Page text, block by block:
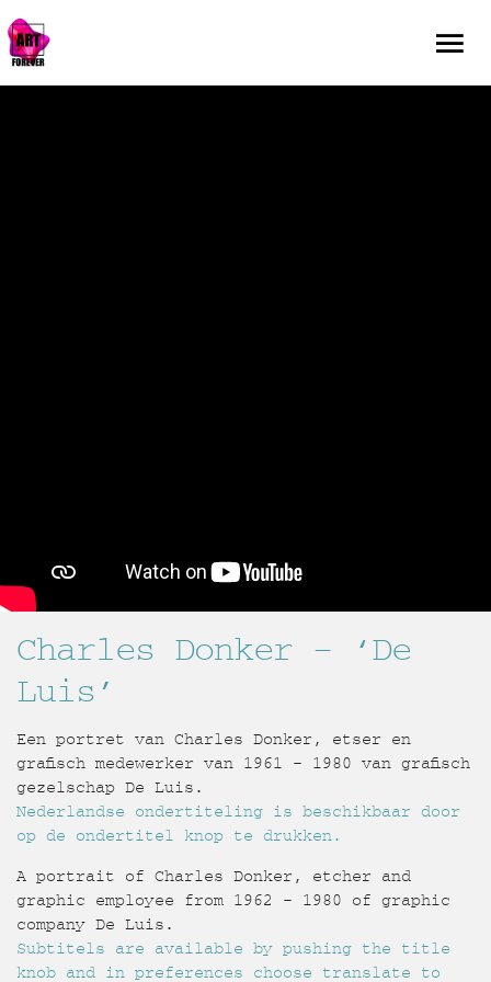
Charles Donker – ‘De
Luis’
Een portret van Charles Donker, etser en
grafisch medewerker van 1961 – 1980 van grafisch
gezelschap De Luis.
Nederlandse ondertiteling is beschikbaar door
op de ondertitel knop te drukken.
A portrait of Charles Donker, etcher and
graphic employee from 1962 – 1980 of graphic
company De Luis.
Subtitels are available by pushing the title
knob and in preferences choose translate to